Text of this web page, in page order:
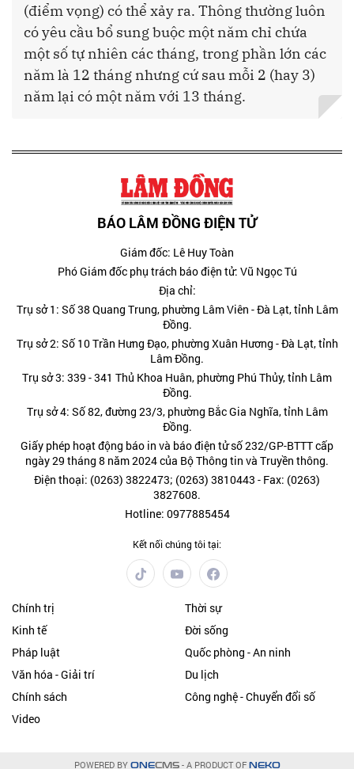
(điểm vọng) có thể xảy ra. Thông thường luôn
có yêu cầu bổ sung buộc một năm chỉ chứa
một số tự nhiên các tháng, trong phần lớn các
năm là 12 tháng nhưng cứ sau mỗi 2 (hay 3)
năm lại có một năm với 13 tháng.
BÁO LÂM ĐỒNG ĐIỆN TỬ
Giám đốc: Lê Huy Toàn
Phó Giám đốc phụ trách báo điện tử: Vũ Ngọc Tú
Địa chỉ:
Trụ sở 1: Số 38 Quang Trung, phường Lâm Viên - Đà Lạt, tỉnh Lâm
Đồng.
Trụ sở 2: Số 10 Trần Hưng Đạo, phường Xuân Hương - Đà Lạt, tỉnh
Lâm Đồng.
Trụ sở 3: 339 - 341 Thủ Khoa Huân, phường Phú Thủy, tỉnh Lâm
Đồng.
Trụ sở 4: Số 82, đường 23/3, phường Bắc Gia Nghĩa, tỉnh Lâm
Đồng.
Giấy phép hoạt động báo in và báo điện tử số 232/GP-BTTT cấp
ngày 29 tháng 8 năm 2024 của Bộ Thông tin và Truyền thông.
Điện thoại: (0263) 3822473; (0263) 3810443 - Fax: (0263)
3827608.
Hotline: 0977885454
Kết nối chúng tôi tại:
Chính trị
Thời sự
Kinh tế
Đời sống
Pháp luật
Quốc phòng - An ninh
Văn hóa - Giải trí
Du lịch
Chính sách
Công nghệ - Chuyển đổi số
Video
POWERED BY ONECMS- A PRODUCT OF NEKO